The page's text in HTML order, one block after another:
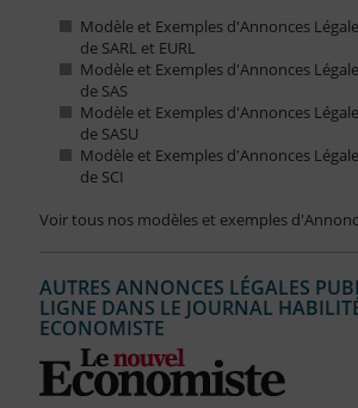
Modèle et Exemples d'Annonces
de SARL et EURL
Modèle et Exemples d'Annonces
de SAS
Modèle et Exemples d'Annonces
de SASU
Modèle et Exemples d'Annonces
de SCI
Voir tous nos modèles et exemples
AUTRES ANNONCES LÉGALES
LIGNE DANS LE JOURNAL
ECONOMISTE